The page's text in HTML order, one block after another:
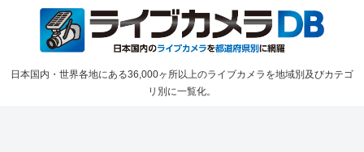
日本国内・世界各地にある36,000ヶ所以上のライブカメラを地域別及びカテゴ
リ別に一覧化。